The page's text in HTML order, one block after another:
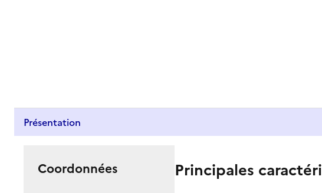
Présentation
Coordonnées Principales